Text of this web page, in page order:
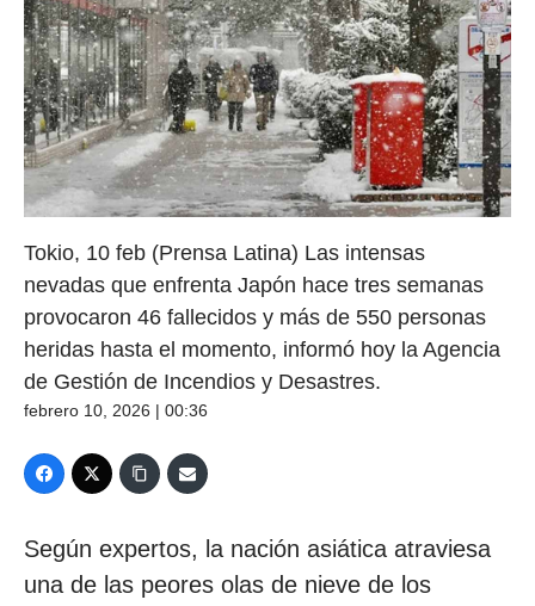
Tokio, 10 feb (Prensa Latina) Las intensas
nevadas que enfrenta Japón hace tres semanas
provocaron 46 fallecidos y más de 550 personas
heridas hasta el momento, informó hoy la Agencia
de Gestión de Incendios y Desastres.
febrero 10, 2026 | 00:36
Según expertos, la nación asiática atraviesa
una de las peores olas de nieve de los